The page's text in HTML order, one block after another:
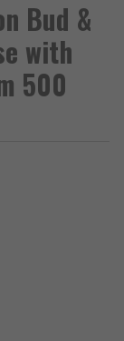
Bud &
with
500